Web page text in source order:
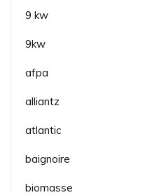
9 kw
9kw
afpa
alliantz
atlantic
baignoire
biomasse